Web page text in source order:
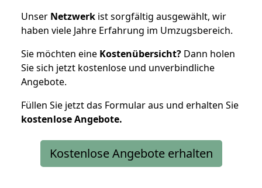
Unser Netzwerk ist sorgfältig ausgewählt, wir
haben viele Jahre Erfahrung im Umzugsbereich.
Sie möchten eine Kostenübersicht? Dann holen
Sie sich jetzt kostenlose und unverbindliche
Angebote.
Füllen Sie jetzt das Formular aus und erhalten Sie
kostenloseAngebote.
Kostenlose Angebote erhalten